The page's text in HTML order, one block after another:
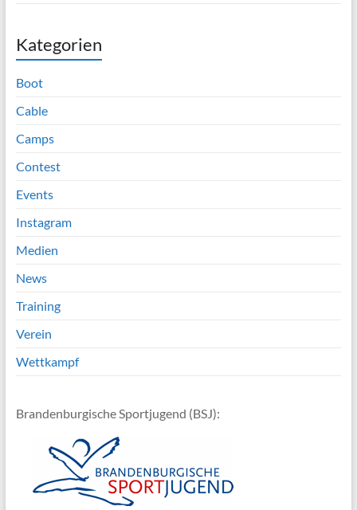
Kategorien
Boot
Cable
Camps
Contest
Events
Instagram
Medien
News
Training
Verein
Wettkampf
Brandenburgische Sportjugend (BSJ):